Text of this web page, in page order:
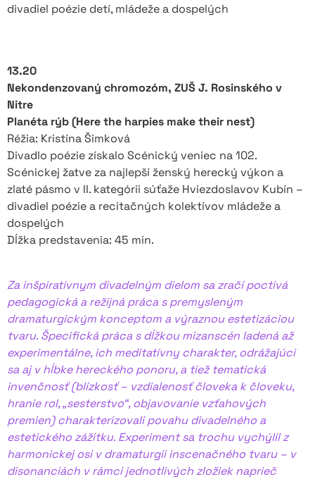
divadiel poézie detí, mládeže a dospelých
13.20
Nekondenzovaný chromozóm, ZUŠ J. Rosinského v
Nitre
Planéta rýb (Here the harpies make their nest)
Réžia: Kristína Šimková
Divadlo poézie získalo Scénický veniec na 102.
Scénickej žatve za najlepší ženský herecký výkon a
zlaté pásmo v II. kategórii súťaže Hviezdoslavov Kubín –
divadiel poézie a recitačných kolektívov mládeže a
dospelých
Dĺžka predstavenia: 45 min.
Za inšpiratívnym divadelným dielom sa zračí poctivá
pedagogická a režijná práca s premysleným
dramaturgickým konceptom a výraznou estetizáciou
tvaru. Špecifická práca s dĺžkou mizanscén ladená až
experimentálne, ich meditatívny charakter, odrážajúci
sa aj v hĺbke hereckého ponoru, a tiež tematická
invenčnosť (blízkosť – vzdialenosť človeka k človeku,
hranie rol, „sesterstvo“, objavovanie vzťahových
premien) charakterizovali povahu divadelného a
estetického zážitku. Experiment sa trochu vychýlil z
harmonickej osi v dramaturgii inscenačného tvaru – v
disonanciách v rámci jednotlivých zložiek naprieč